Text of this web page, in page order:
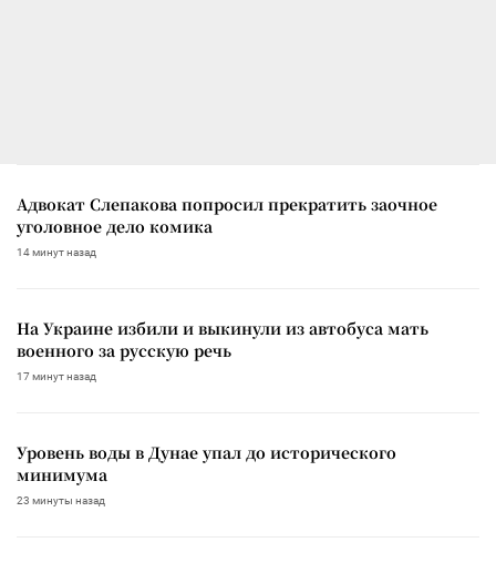
Адвокат Слепакова попросил прекратить заочное
уголовное дело комика
14 минут назад
На Украине избили и выкинули из автобуса мать
военного за русскую речь
17 минут назад
Уровень воды в Дунае упал до исторического
минимума
23 минуты назад